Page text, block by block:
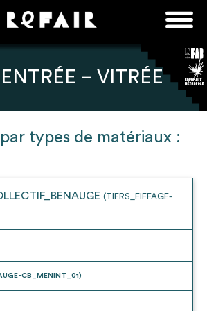
FAQ
Une fois connnecté, Télécharger les
– VITRÉE
types de matériaux :
(TIERS_EIFFAGE-
CB_MENINT_01)